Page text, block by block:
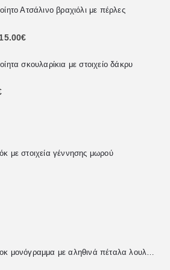
Ατσάλινο βραχιόλι με πέρλες
5
15.00€
σκουλαρίκια με στοιχείο δάκρυ
5
με στοιχεία γέννησης μωρού
5